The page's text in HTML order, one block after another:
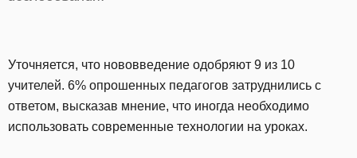
Уточняется, что нововведение одобряют 9 из 10
учителей. 6% опрошенных педагогов затруднились с
ответом, высказав мнение, что иногда необходимо
использовать современные технологии на уроках.